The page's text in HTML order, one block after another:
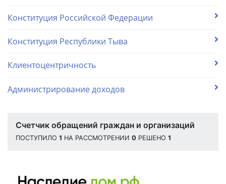
Конституция Российской Федерации
Конституция Республики Тыва
Клиентоцентричность
Администрирование доходов
Счетчик обращений граждан и организаций
ПОСТУПИЛО 1 НА РАССМОТРЕНИИ 0 РЕШЕНО 1